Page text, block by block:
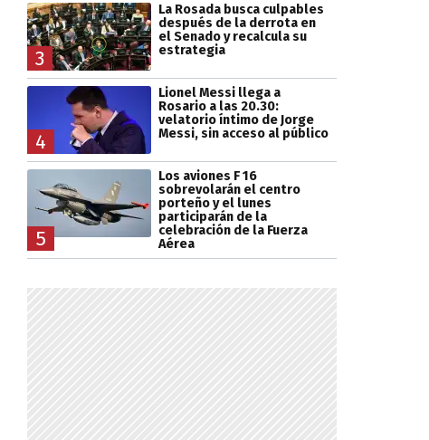
3
La Rosada busca culpables
después de la derrota en
el Senado y recalcula su
estrategia
4
Lionel Messi llega a
Rosario a las 20.30:
velatorio íntimo de Jorge
Messi, sin acceso al público
5
Los aviones F 16
sobrevolarán el centro
porteño y el lunes
participarán de la
celebración de la Fuerza
Aérea